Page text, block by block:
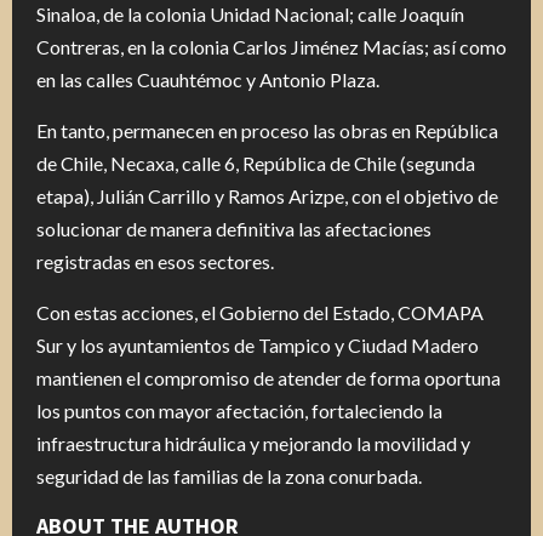
Sinaloa, de la colonia Unidad Nacional; calle Joaquín
Contreras, en la colonia Carlos Jiménez Macías; así como
en las calles Cuauhtémoc y Antonio Plaza.
En tanto, permanecen en proceso las obras en República
de Chile, Necaxa, calle 6, República de Chile (segunda
etapa), Julián Carrillo y Ramos Arizpe, con el objetivo de
solucionar de manera definitiva las afectaciones
registradas en esos sectores.
Con estas acciones, el Gobierno del Estado, COMAPA
Sur y los ayuntamientos de Tampico y Ciudad Madero
mantienen el compromiso de atender de forma oportuna
los puntos con mayor afectación, fortaleciendo la
infraestructura hidráulica y mejorando la movilidad y
seguridad de las familias de la zona conurbada.
ABOUT THE AUTHOR